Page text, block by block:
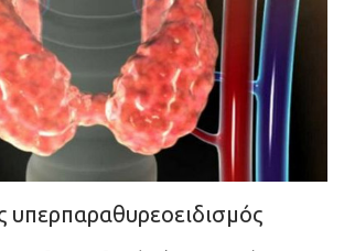
υπερπαραθυρεοειδισμός